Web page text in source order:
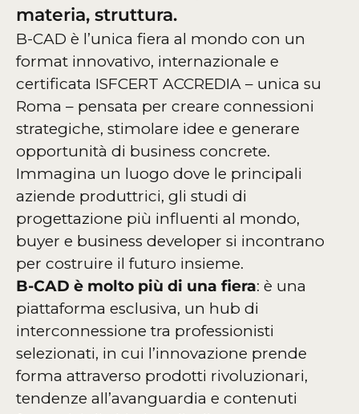
materia, struttura.
B-CAD è l’unica fiera al mondo con un
format innovativo, internazionale e
certificata ISFCERT ACCREDIA – unica su
Roma – pensata per creare connessioni
strategiche, stimolare idee e generare
opportunità di business concrete.
Immagina un luogo dove le principali
aziende produttrici, gli studi di
progettazione più influenti al mondo,
buyer e business developer si incontrano
per costruire il futuro insieme.
B-CAD è molto più di una fiera: è una
piattaforma esclusiva, un hub di
interconnessione tra professionisti
selezionati, in cui l’innovazione prende
forma attraverso prodotti rivoluzionari,
tendenze all’avanguardia e contenuti